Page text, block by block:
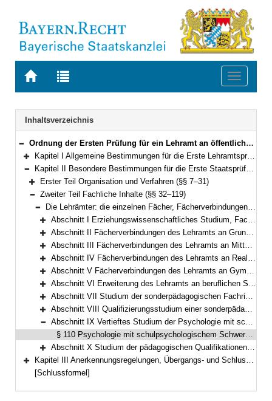
Zur
BAYERN.RECHT
Zur
letzten
Suche
Toggle
Navigation
Inhaltsverzeichnis
Bereich reduzieren
Ordnung der Ersten Prüfung für ein Lehramt an öffentlichen Schulen (Lehramtsprüfungsordnung I – LPO I) Vom 13. März 2008 (GVBl. S. 180) BayRS 2038-3-4-1-1-K (§§ 1–127)
Bereich erweitern
Kapitel I Allgemeine Bestimmungen für die Erste Lehramtsprüfung (§§ 1–6)
Bereich reduzieren
Kapitel II Besondere Bestimmungen für die Erste Staatsprüfung (§§ 7–119)
Bereich erweitern
Erster Teil Organisation und Verfahren (§§ 7–31)
Bereich reduzieren
Zweiter Teil Fachliche Inhalte (§§ 32–119)
Bereich reduzieren
Die Lehrämter: die einzelnen Fächer, Fächerverbindungen, Erweiterungen des Studiums (§§ 32–119)
Bereich erweitern
Abschnitt I Erziehungswissenschaftliches Studium, Fachdidaktik, Praktika (§§ 32–34)
Bereich erweitern
Abschnitt II Fächerverbindungen des Lehramts an Grundschulen; Studium der Didaktik der Grundschule (§§ 35–36)
Bereich erweitern
Abschnitt III Fächerverbindungen des Lehramts an Mittelschulen; Studium der Didaktiken einer Fächergruppe der Mittelschule einschließlich der fachwissenschaftlichen Grundlagen (§§ 37–38)
Bereich erweitern
Abschnitt IV Fächerverbindungen des Lehramts an Realschulen; Studium der Unterrichtsfächer für die Lehrämter an Grundschulen, Mittelschulen, Realschulen, beruflichen Schulen und für Sonderpädagogik (§§ 39–58)
Bereich erweitern
Abschnitt V Fächerverbindungen des Lehramts an Gymnasien; vertieftes Studium der Fächer (§§ 59–84)
Bereich erweitern
Abschnitt VI Erweiterung des Lehramts an beruflichen Schulen (§§ 85–89)
Bereich erweitern
Abschnitt VII Studium der sonderpädagogischen Fachrichtungen; Fächerverbindungen des Lehramts für Sonderpädagogik (§§ 90–100)
Bereich erweitern
Abschnitt VIII Qualifizierungsstudium einer sonderpädagogischen Fachrichtung Studium der sonderpädagogischen Qualifikationen (§§ 101 bis 109) (§§ 101–109)
Bereich reduzieren
Abschnitt IX Vertieftes Studium der Psychologie mit schulpsychologischem Schwerpunkt (§ 110)
§ 110 Psychologie mit schulpsychologischem Schwerpunkt
Bereich erweitern
Abschnitt X Studium der pädagogischen Qualifikationen (§§ 111–119)
Bereich erweitern
Kapitel III Anerkennungsregelungen, Übergangs- und Schlussbestimmungen, Besondere Bestimmungen anlässlich der COVID-19-Pandemie (§§ 120–127)
[Schlussformel]